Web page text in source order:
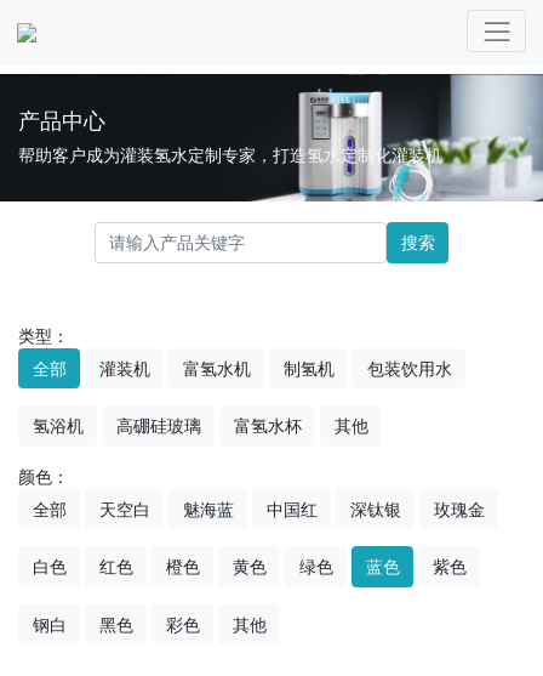
产品中心
帮助客户成为灌装氢水定制专家，打造氢水定制化灌装机
搜索
类型：
全部
灌装机 富氢水机 制氢机 包装饮用水
氢浴机 高硼硅玻璃 富氢水杯 其他
颜色：
全部
天空白 魅海蓝 中国红 深钛银 玫瑰金
白色 红色 橙色 黄色 绿色 蓝色 紫色
钢白 黑色 彩色 其他